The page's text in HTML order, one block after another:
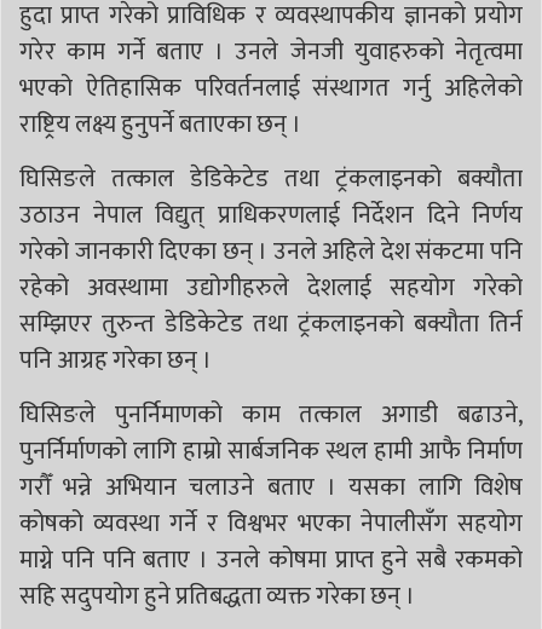
हुदा प्राप्त गरेको प्राविधिक र व्यवस्थापकीय ज्ञानको प्रयोग
गरेर काम गर्ने बताए । उनले जेनजी युवाहरुको नेतृत्वमा
भएको ऐतिहासिक परिवर्तनलाई संस्थागत गर्नु अहिलेको
राष्ट्रिय लक्ष्य हुनुपर्ने बताएका छन् ।
घिसिङले तत्काल डेडिकेटेड तथा ट्रंकलाइनको बक्यौता
उठाउन नेपाल विद्युत् प्राधिकरणलाई निर्देशन दिने निर्णय
गरेको जानकारी दिएका छन् । उनले अहिले देश संकटमा पनि
रहेको अवस्थामा उद्योगीहरुले देशलाई सहयोग गरेको
सम्झिएर तुरुन्त डेडिकेटेड तथा ट्रंकलाइनको बक्यौता तिर्न
पनि आग्रह गरेका छन् ।
घिसिङले पुनर्निमाणको काम तत्काल अगाडी बढाउने,
पुनर्निर्माणको लागि हाम्रो सार्बजनिक स्थल हामी आफै निर्माण
गरौँ भन्ने अभियान चलाउने बताए । यसका लागि विशेष
कोषको व्यवस्था गर्ने र विश्वभर भएका नेपालीसँग सहयोग
माग्ने पनि पनि बताए । उनले कोषमा प्राप्त हुने सबै रकमको
सहि सदुपयोग हुने प्रतिबद्धता व्यक्त गरेका छन् ।